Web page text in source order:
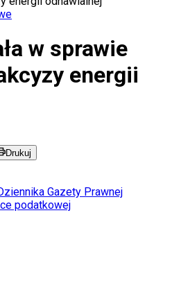
w sprawie
energii
Drukuj
Gazety Prawnej
podatkowej